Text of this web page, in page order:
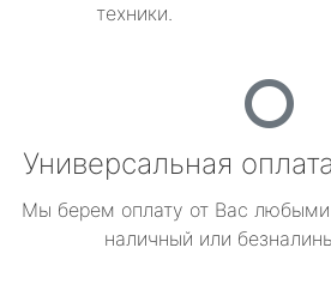
техники.
Универсальная
Мы берем оплату от Вас
наличный или